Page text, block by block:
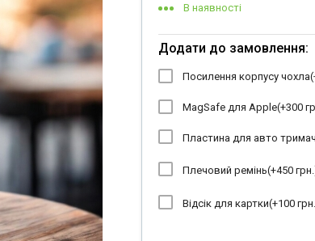
В наявності
Додати до замовлення:
Посилення корпусу
MagSafe для Apple(+300
Пластина для авто
Плечовий ремінь(+450 грн.
Відсік для картки(+100 грн.